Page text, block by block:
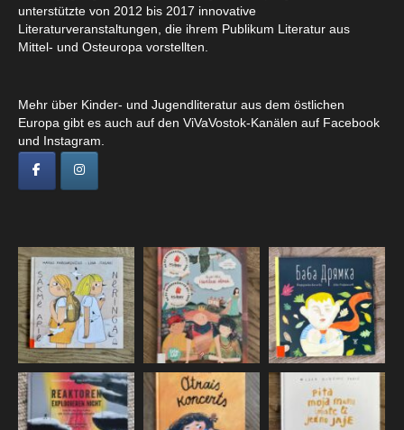
unterstützte von 2012 bis 2017 innovative
Literaturveranstaltungen, die ihrem Publikum Literatur aus
Mittel- und Osteuropa vorstellten.
Mehr über Kinder- und Jugendliteratur aus dem östlichen
Europa gibt es auch auf den ViVaVostok-Kanälen auf Facebook
und Instagram.